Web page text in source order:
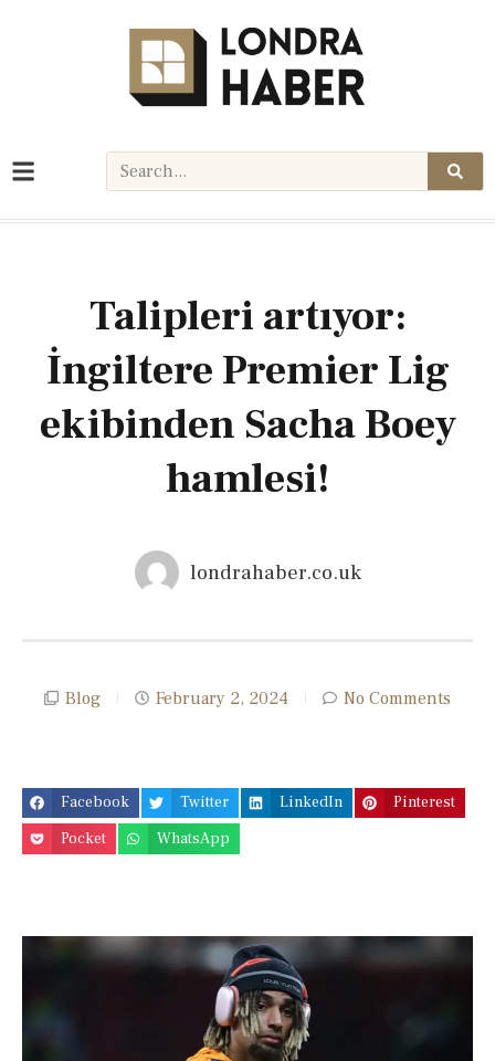
Talipleri artıyor:
İngiltere Premier Lig
ekibinden Sacha Boey
hamlesi!
londrahaber.co.uk
Blog February 2, 2024 No Comments
Facebook Twitter LinkedIn
Pinterest
Pocket
WhatsApp